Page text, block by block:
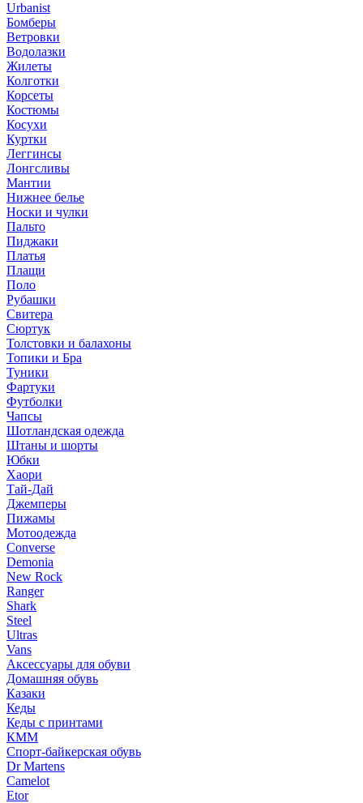
Urbanist
Бомберы
Ветровки
Водолазки
Жилеты
Колготки
Корсеты
Костюмы
Косухи
Куртки
Леггинсы
Лонгсливы
Мантии
Нижнее белье
Носки и чулки
Пальто
Пиджаки
Платья
Плащи
Поло
Рубашки
Свитера
Сюртук
Толстовки и балахоны
Топики и Бра
Туники
Фартуки
Футболки
Чапсы
Шотландская одежда
Штаны и шорты
Юбки
Хаори
Тай-Дай
Джемперы
Пижамы
Мотоодежда
Converse
Demonia
New Rock
Ranger
Shark
Steel
Ultras
Vans
Аксессуары для обуви
Домашняя обувь
Казаки
Кеды
Кеды с принтами
КММ
Спорт-байкерская обувь
Dr Martens
Camelot
Etor